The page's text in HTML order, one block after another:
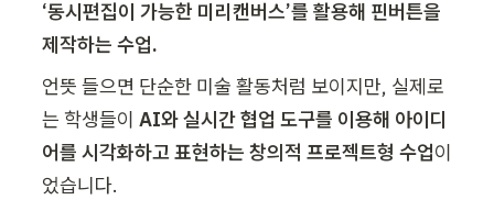
‘동시편집이 가능한 미리캔버스’를 활용해 핀버튼을
제작하는 수업.
언뜻 들으면 단순한 미술 활동처럼 보이지만, 실제로
는 학생들이 AI와 실시간 협업 도구를 이용해 아이디
어를 시각화하고 표현하는 창의적 프로젝트형 수업이
었습니다.